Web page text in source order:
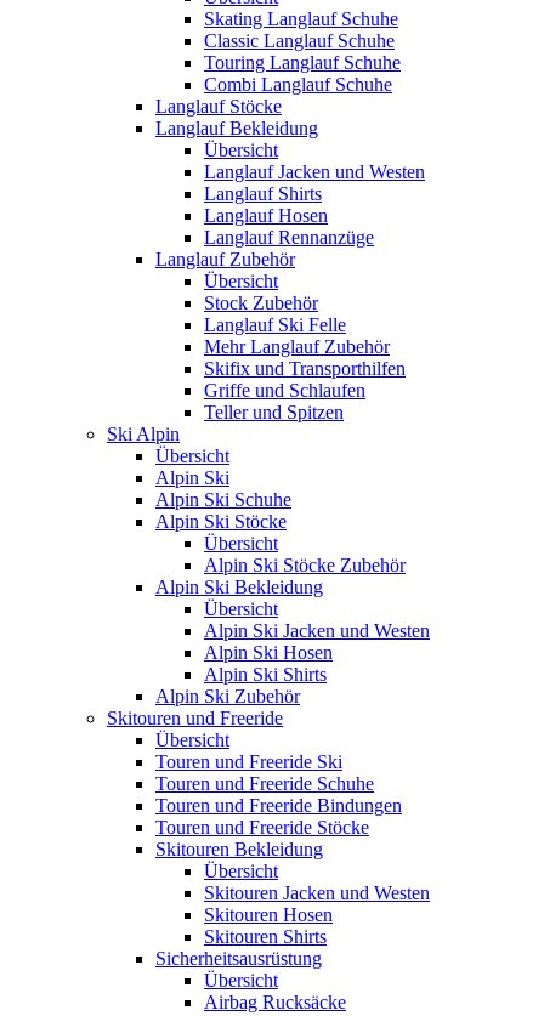
Skating Langlauf Schuhe
Classic Langlauf Schuhe
Touring Langlauf Schuhe
Combi Langlauf Schuhe
Langlauf Stöcke
Langlauf Bekleidung
Übersicht
Langlauf Jacken und Westen
Langlauf Shirts
Langlauf Hosen
Langlauf Rennanzüge
Langlauf Zubehör
Übersicht
Stock Zubehör
Langlauf Ski Felle
Mehr Langlauf Zubehör
Skifix und Transporthilfen
Griffe und Schlaufen
Teller und Spitzen
Ski Alpin
Übersicht
Alpin Ski
Alpin Ski Schuhe
Alpin Ski Stöcke
Übersicht
Alpin Ski Stöcke Zubehör
Alpin Ski Bekleidung
Übersicht
Alpin Ski Jacken und Westen
Alpin Ski Hosen
Alpin Ski Shirts
Alpin Ski Zubehör
Skitouren und Freeride
Übersicht
Touren und Freeride Ski
Touren und Freeride Schuhe
Touren und Freeride Bindungen
Touren und Freeride Stöcke
Skitouren Bekleidung
Übersicht
Skitouren Jacken und Westen
Skitouren Hosen
Skitouren Shirts
Sicherheitsausrüstung
Übersicht
Airbag Rucksäcke